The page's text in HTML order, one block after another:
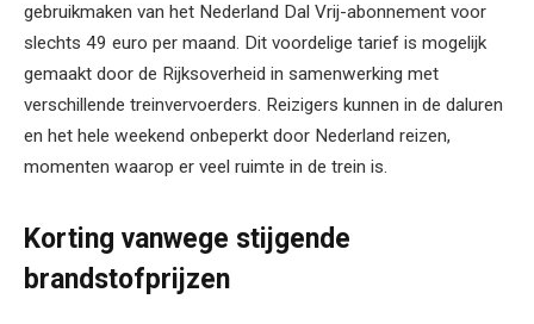
gebruikmaken van het Nederland Dal Vrij-abonnement voor
slechts 49 euro per maand. Dit voordelige tarief is mogelijk
gemaakt door de Rijksoverheid in samenwerking met
verschillende treinvervoerders. Reizigers kunnen in de daluren
en het hele weekend onbeperkt door Nederland reizen,
momenten waarop er veel ruimte in de trein is.
Korting vanwege stijgende
brandstofprijzen